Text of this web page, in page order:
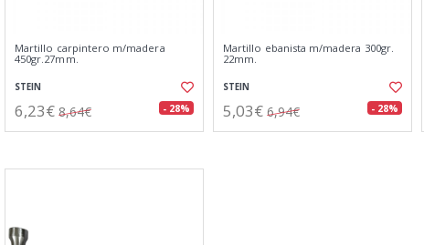
Martillo carpintero m/madera
450gr.27mm.
STEIN
6,23€ 8,64€ - 28%
Martillo ebanista m/madera 300gr.
22mm.
STEIN
5,03€ 6,94€ - 28%